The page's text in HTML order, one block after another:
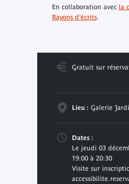
En collaboration avec la
Rayons d’écrits.
Gratuit sur
Lieu : Galerie
Dates :
Le jeudi 03
19:00 à 20:30
Visite sur